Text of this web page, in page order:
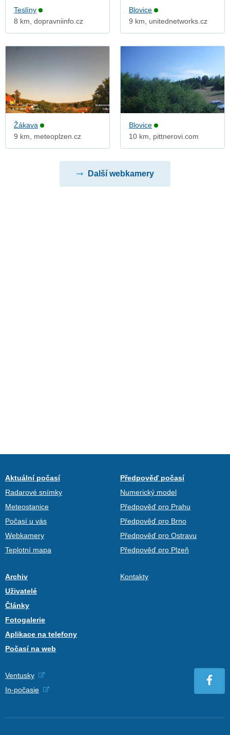
Teslíny
8 km, dopravniinfo.cz
Blovice
9 km, unitednetworks.cz
Žákava
9 km, meteoplzen.cz
Blovice
10 km, pittnerovi.com
Další webkamery
Aktuální počasí
Radarové snímky
Meteostanice
Počasí u vás
Webkamery
Teplotní mapa
Předpověď počasí
Numerický model
Předpověď pro Prahu
Předpověď pro Brno
Předpověď pro Ostravu
Předpověď pro Plzeň
Archiv
Uživatelé
Články
Fotogalerie
Aplikace na telefony
Počasí na web
Kontakty
Ventusky
In-počasie